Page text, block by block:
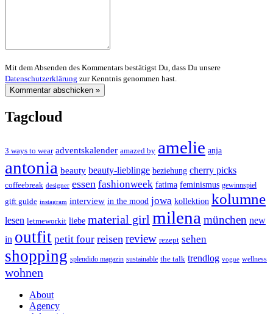
Mit dem Absenden des Kommentars bestätigst Du, dass Du unsere
Datenschutzerklärung zur Kenntnis genommen hast.
Tagcloud
3 ways to wear adventskalender amazed by amelie anja
antonia beauty beauty-lieblinge beziehung cherry picks
coffeebreak designer essen fashionweek fatima feminismus gewinnspiel
gift guide instagram interview in the mood jowa kollektion kolumne
lesen letmeworkit liebe material girl milena münchen new
in outfit petit four reisen review rezept sehen
shopping splendido magazin sustainable the talk trendlog vogue wellness
wohnen
About
Agency